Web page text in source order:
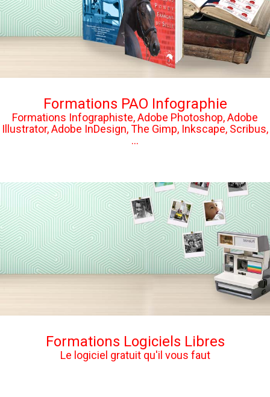
Formations PAO Infographie
Formations Infographiste, Adobe Photoshop, Adobe
Illustrator, Adobe InDesign, The Gimp, Inkscape, Scribus,
...
Formations Logiciels Libres
Le logiciel gratuit qu'il vous faut